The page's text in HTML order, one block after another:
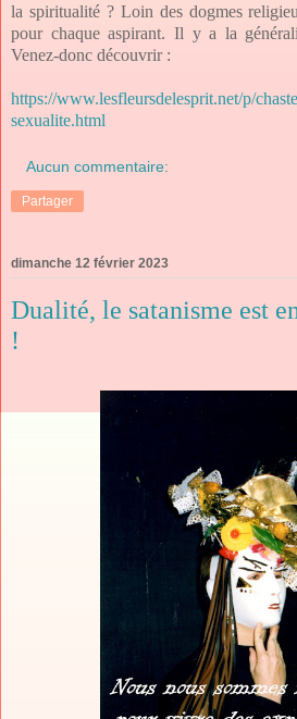
la spiritualité ? Loin des dogmes
pour chaque aspirant. Il y a la
Venez-donc découvrir :
https://www.lesfleursdelesprit.net/p/
sexualite.html
Aucun commentaire:
Partager
dimanche 12 février 2023
Dualité, le satanisme est
!